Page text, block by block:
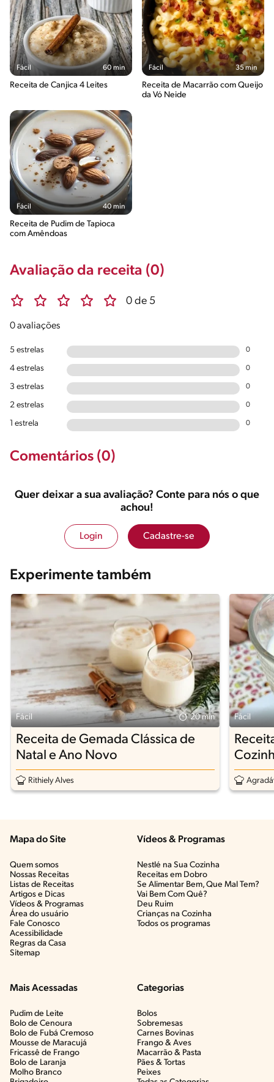
Fácil 60 min
Receita de Canjica 4 Leites
Fácil 35 min
Receita de Macarrão com Queijo
da Vó Neide
Fácil 40 min
Receita de Pudim de Tapioca
com Amêndoas
Avaliação da receita (0)
0 de 5
0 avaliações
5 estrelas 0
4 estrelas 0
3 estrelas 0
2 estrelas 0
1 estrela 0
Comentários (0)
Quer deixar a sua avaliação? Conte para nós o que
achou!
Login Cadastre-se
Experimente também
Fácil 20 min
Receita de Gemada Clássica de
Natal e Ano Novo
Rithiely Alves
Fácil
Mapa do Site
Quem somos
Nossas Receitas
Listas de Receitas​
Artigos e Dicas​
Vídeos & Programas​
Área do usuário
Fale Conosco
Acessibilidade
Regras da Casa
Sitemap
Vídeos & Programas​
Nestlé na Sua Cozinha
Receitas em Dobro
Se Alimentar Bem, Que Mal Tem?​
Vai Bem Com Quê?​
Deu Ruim​
Crianças na Cozinha​
Todos os programas
Mais Acessadas
Pudim de Leite
Bolo de Cenoura
Bolo de Fubá Cremoso
Mousse de Maracujá
Fricassê de Frango
Bolo de Laranja
Molho Branco
Categorias
Bolos
Sobremesas
Carnes Bovinas​
Frango & Aves​
Macarrão & Pasta​
Pães & Tortas​
Peixes